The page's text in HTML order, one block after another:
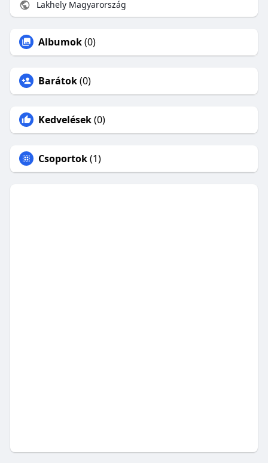
Lakhely Magyarország
Albumok(0)
Barátok(0)
Kedvelések(0)
Csoportok(1)